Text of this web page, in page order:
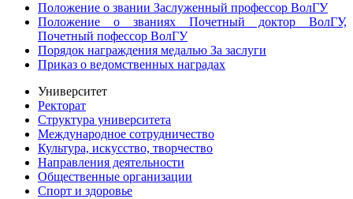
Положение о звании Заслуженный профессор ВолГУ
Положение о званиях Почетный доктор ВолГУ,
Почетный пофессор ВолГУ
Порядок награждения медалью За заслуги
Приказ о ведомственных наградах
Университет
Ректорат
Структура университета
Международное сотрудничество
Культура, искусство, творчество
Направления деятельности
Общественные организации
Спорт и здоровье